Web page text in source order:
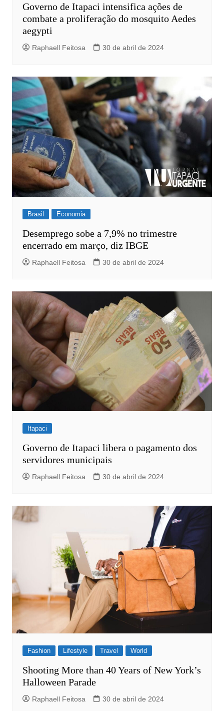
Governo de Itapaci intensifica ações de
combate a proliferação do mosquito Aedes
aegypti
Raphaell Feitosa 30 de abril de 2024
Brasil Economia
Desemprego sobe a 7,9% no trimestre
encerrado em março, diz IBGE
Raphaell Feitosa 30 de abril de 2024
Itapaci
Governo de Itapaci libera o pagamento dos
servidores municipais
Raphaell Feitosa 30 de abril de 2024
Fashion Lifestyle Travel World
Shooting More than 40 Years of New York’s
Halloween Parade
Raphaell Feitosa 30 de abril de 2024